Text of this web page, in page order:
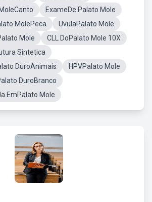
ExameDe Palato Mole
MolePeca
UvulaPalato Mole
Mole
CLL DoPalato Mole 10X
Sintetica
DuroAnimais
HPVPalato Mole
DuroBranco
EmPalato Mole